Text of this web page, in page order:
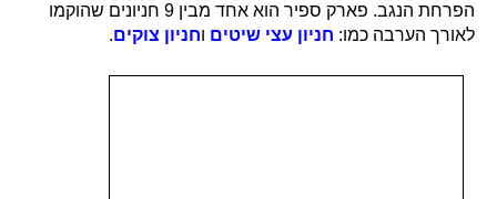
הפרחת הנגב. פארק ספיר הוא אחד מבין 9 חניונים שהוקמו
לאורך הערבה כמו: חניון עצי שיטים וחניון צוקים.